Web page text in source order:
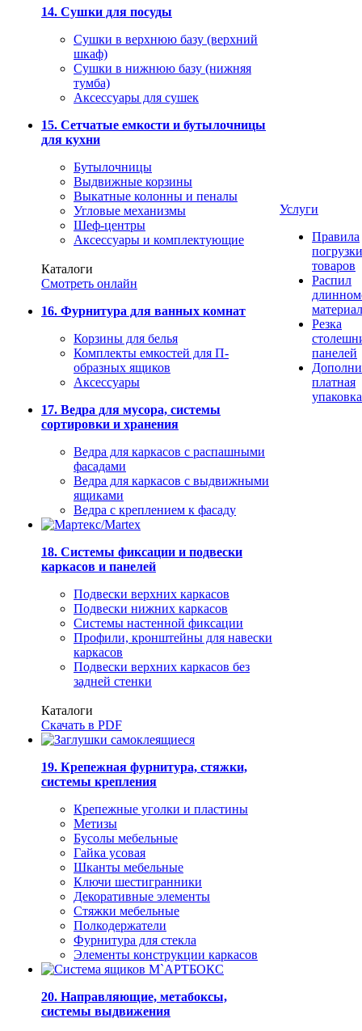
14. Сушки для посуды
Сушки в верхнюю базу (верхний
шкаф)
Сушки в нижнюю базу (нижняя
тумба)
Аксессуары для сушек
15. Сетчатые емкости и бутылочницы
для кухни
Бутылочницы
Выдвижные корзины
Выкатные колонны и пеналы
Угловые механизмы
Шеф-центры
Аксессуары и комплектующие
Каталоги
Смотреть онлайн
16. Фурнитура для ванных комнат
Корзины для белья
Комплекты емкостей для П-
образных ящиков
Аксессуары
17. Ведра для мусора, системы
сортировки и хранения
Ведра для каркасов с распашными
фасадами
Ведра для каркасов с выдвижными
ящиками
Ведра с креплением к фасаду
18. Системы фиксации и подвески
каркасов и панелей
Подвески верхних каркасов
Подвески нижних каркасов
Системы настенной фиксации
Профили, кронштейны для навески
каркасов
Подвески верхних каркасов без
задней стенки
Каталоги
Скачать в PDF
19. Крепежная фурнитура, стяжки,
системы крепления
Крепежные уголки и пластины
Метизы
Бусолы мебельные
Гайка усовая
Шканты мебельные
Ключи шестигранники
Декоративные элементы
Стяжки мебельные
Полкодержатели
Фурнитура для стекла
Элементы конструкции каркасов
20. Направляющие, метабоксы,
системы выдвижения
Услуги
Правила
погрузки
товаров
Распил
Резка
панелей
платная
упаковка